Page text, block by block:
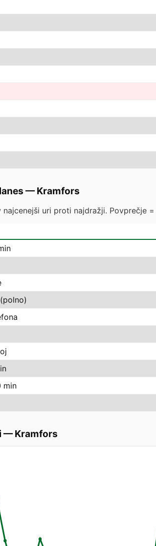
—Kramfors
najcenejši uri proti najdražji. Povprečje
min
—Kramfors